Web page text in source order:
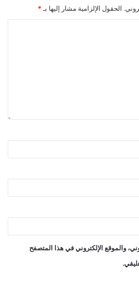
الحقول الإلزامية مشار إليها بـ *
والموقع الإلكتروني في هذا المتصفح